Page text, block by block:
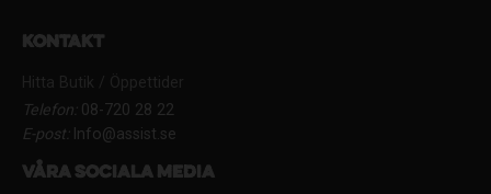
Kontakt
Hitta Butik / Öppettider
Telefon:08-720 28 22
E-post:Info@assist.se
Våra sociala media